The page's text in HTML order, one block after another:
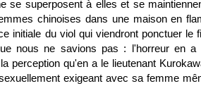
se superposent à elles et se
chinoises dans une maison en
initiale du viol qui viendront ponctuer le
nous ne savions pas : l'horreur en
perception qu'en a le lieutenant
exigeant avec sa femme